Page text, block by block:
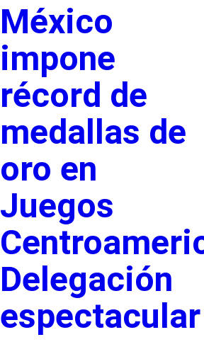
México
impone
récord de
medallas de
oro en
Juegos
Delegación
espectacular